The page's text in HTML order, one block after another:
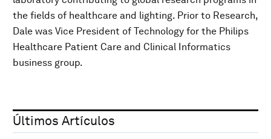
the fields of healthcare and lighting. Prior to Research,
Dale was Vice President of Technology for the Philips
Healthcare Patient Care and Clinical Informatics
business group.
Últimos Artículos